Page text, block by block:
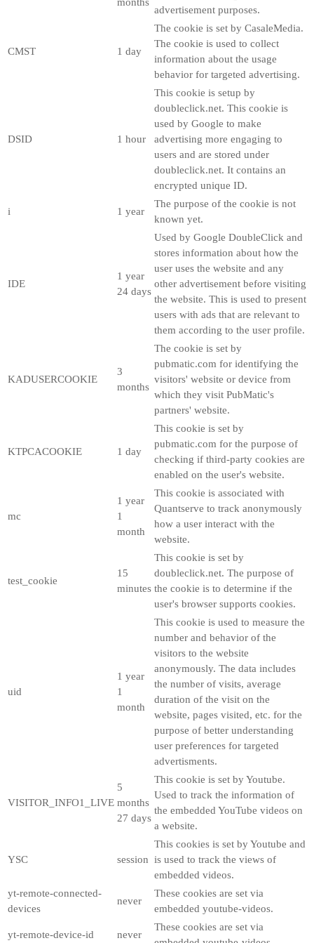
advertisement purposes.
CMST 1 day
The cookie is set by CasaleMedia.
The cookie is used to collect
information about the usage
behavior for targeted advertising.
DSID 1 hour
This cookie is setup by
doubleclick.net. This cookie is
used by Google to make
advertising more engaging to
users and are stored under
doubleclick.net. It contains an
encrypted unique ID.
i 1 year
The purpose of the cookie is not
known yet.
IDE
1 year
24 days
Used by Google DoubleClick and
stores information about how the
user uses the website and any
other advertisement before visiting
the website. This is used to present
users with ads that are relevant to
them according to the user profile.
KADUSERCOOKIE
3
months
The cookie is set by
pubmatic.com for identifying the
visitors' website or device from
which they visit PubMatic's
partners' website.
KTPCACOOKIE 1 day
This cookie is set by
pubmatic.com for the purpose of
checking if third-party cookies are
enabled on the user's website.
mc
1 year
1
month
This cookie is associated with
Quantserve to track anonymously
how a user interact with the
website.
test_cookie
15
minutes
This cookie is set by
doubleclick.net. The purpose of
the cookie is to determine if the
user's browser supports cookies.
uid
1 year
1
month
This cookie is used to measure the
number and behavior of the
visitors to the website
anonymously. The data includes
the number of visits, average
duration of the visit on the
website, pages visited, etc. for the
purpose of better understanding
user preferences for targeted
advertisments.
VISITOR_INFO1_LIVE
5
months
27 days
This cookie is set by Youtube.
Used to track the information of
the embedded YouTube videos on
a website.
YSC session
This cookies is set by Youtube and
is used to track the views of
embedded videos.
yt-remote-connected-
devices
never
These cookies are set via
embedded youtube-videos.
yt-remote-device-id never
These cookies are set via